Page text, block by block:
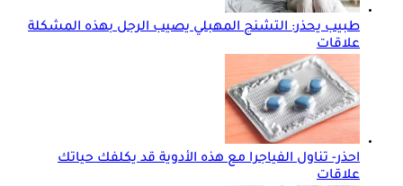
طبيب يحذر: التشنج المهبلي يصيب الرجل بهذه المشكلة
علاقات
احذر- تناول الفياجرا مع هذه الأدوية قد يكلفك حياتك
علاقات